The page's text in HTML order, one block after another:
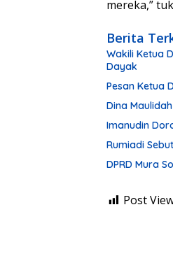
mereka,”
Berita
Wakili Ketua
Dayak
Pesan Ketua
Dina
Imanudin
Rumiadi
DPRD Mura
Post